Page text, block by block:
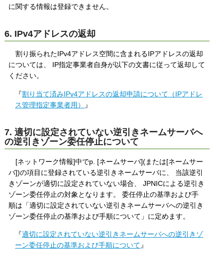
に関する情報は登録できません。
6. IPv4アドレスの返却
割り振られたIPv4アドレス空間に含まれるIPアドレスの返却
については、 IP指定事業者自身が以下の文書に従って返却して
ください。
『割り当て済みIPv4アドレスの返却申請について（IPアドレ
ス管理指定事業者用）
』
7. 適切に設定されていない逆引きネームサーバへ
の逆引きゾーン委任停止について
[ネットワーク情報]中でp. [ネームサーバ](または[ネームサー
バ])の項目に登録されている逆引きネームサーバに、 当該逆引
きゾーンが適切に設定されていない場合、 JPNICによる逆引き
ゾーン委任停止の対象となります。 委任停止の基準および手
順は「適切に設定されていない逆引きネームサーバへの逆引き
ゾーン委任停止の基準および手順について」に定めます。
『適切に設定されていない逆引きネームサーバへの逆引きゾ
ーン委任停止の基準および手順について』